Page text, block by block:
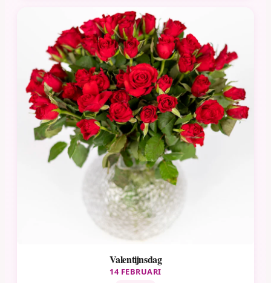
Valentijnsdag
14 FEBRUARI